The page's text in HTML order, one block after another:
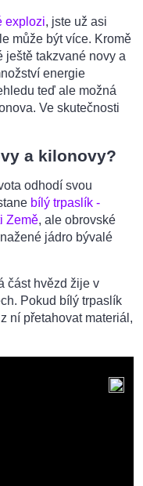
explozi, jste už asi
může být více. Kromě
ještě takzvané novy a
energie
teď ale možná
Ve skutečnosti
a kilonovy?
odhodí svou
bílý trpaslík -
Země, ale obrovské
jádro bývalé
část hvězd žije v
Pokud bílý trpaslík
ní přetahovat materiál,